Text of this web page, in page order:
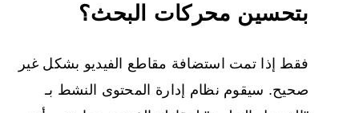
بتحسين محركات البحث؟
فقط إذا تمت استضافة مقاطع الفيديو بشكل غير
صحيح. سيقوم نظام إدارة المحتوى النشط بـ